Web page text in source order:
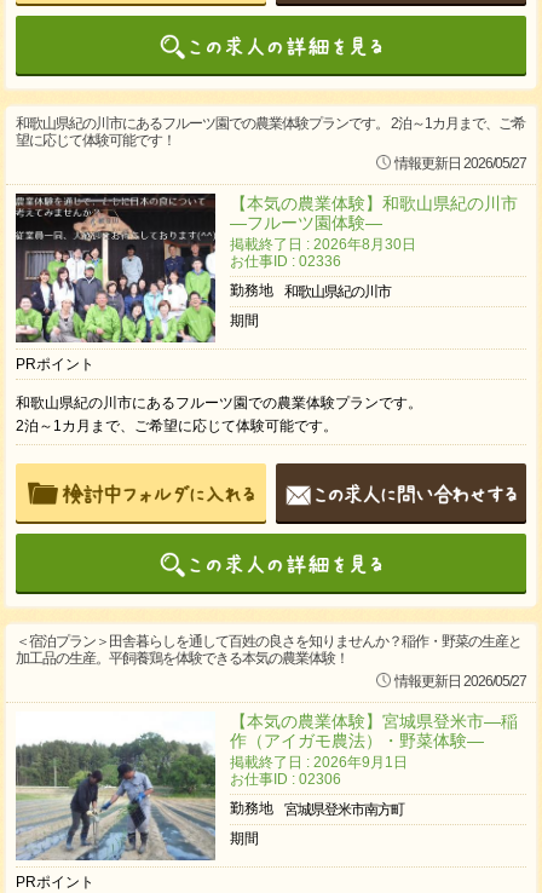
和歌山県紀の川市にあるフルーツ園での農業体験プランです。 2泊～1カ月まで、ご希
望に応じて体験可能です！
情報更新日 2026/05/27
【本気の農業体験】和歌山県紀の川市
―フルーツ園体験―
掲載終了日 : 2026年8月30日
お仕事ID : 02336
勤務地
和歌山県紀の川市
期間
PRポイント
和歌山県紀の川市にあるフルーツ園での農業体験プランです。
2泊～1カ月まで、ご希望に応じて体験可能です。
＜宿泊プラン＞田舎暮らしを通して百姓の良さを知りませんか？稲作・野菜の生産と
加工品の生産。平飼養鶏を体験できる本気の農業体験！
情報更新日 2026/05/27
【本気の農業体験】宮城県登米市―稲
作（アイガモ農法）・野菜体験―
掲載終了日 : 2026年9月1日
お仕事ID : 02306
勤務地
宮城県登米市南方町
期間
PRポイント